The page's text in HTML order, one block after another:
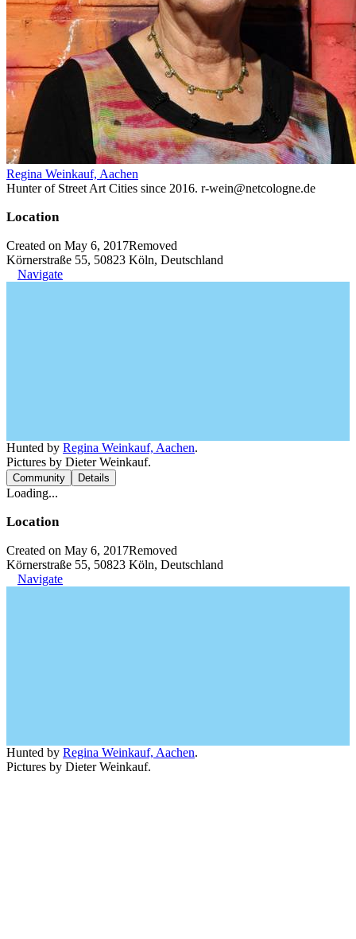
Regina Weinkauf, Aachen
Hunter of Street Art Cities since 2016. r-wein@netcologne.de
Location
Created on May 6, 2017Removed
Körnerstraße 55, 50823 Köln, Deutschland
Navigate
Hunted by Regina Weinkauf, Aachen.
Pictures by Dieter Weinkauf.
Community Details
Loading...
Location
Created on May 6, 2017Removed
Körnerstraße 55, 50823 Köln, Deutschland
Navigate
Hunted by Regina Weinkauf, Aachen.
Pictures by Dieter Weinkauf.